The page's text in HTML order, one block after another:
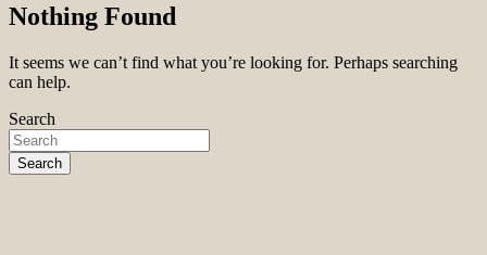
Nothing Found
It seems we can’t find what you’re looking for. Perhaps searching
can help.
Search
Search